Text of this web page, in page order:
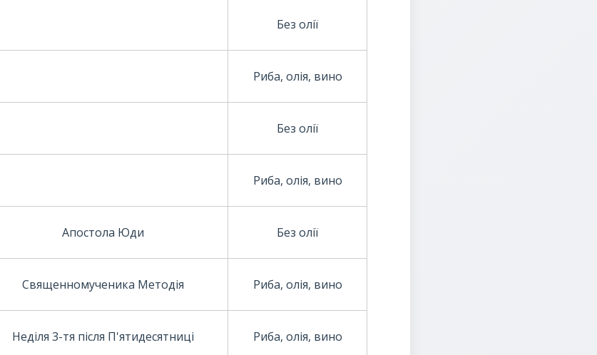
Без олії
Риба, олія, вино
Без олії
Риба, олія, вино
Апостола Юди Без олії
Священномученика Методія Риба, олія, вино
Неділя 3-тя після П'ятидесятниці Риба, олія, вино